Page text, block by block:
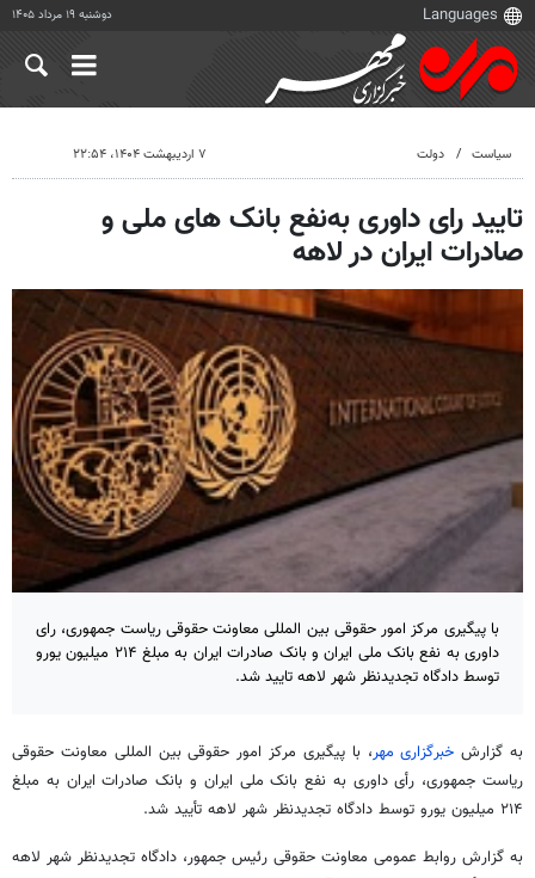
دوشنبه ۱۹ مرداد ۱۴۰۵
سیاست دولت ۷ اردیبهشت ۱۴۰۴، ۲۲:۵۴
تایید رای داوری به‌نفع بانک های ملی و
صادرات ایران در لاهه
با پیگیری مرکز امور حقوقی بین المللی معاونت حقوقی ریاست جمهوری، رای
داوری به‌ نفع بانک ملی ایران و بانک صادرات ایران به‌ مبلغ ۲۱۴ میلیون یورو
توسط دادگاه تجدیدنظر شهر لاهه تایید شد.
به گزارشخبرگزاری مهر، با پیگیری مرکز امور حقوقی بین المللی معاونت حقوقی
ریاست جمهوری، رأی داوری به نفع بانک ملی ایران و بانک صادرات ایران به مبلغ
۲۱۴ میلیون یورو توسط دادگاه تجدیدنظر شهر لاهه تأیید شد.
به گزارش روابط عمومی معاونت حقوقی رئیس جمهور، دادگاه تجدیدنظر شهر لاهه